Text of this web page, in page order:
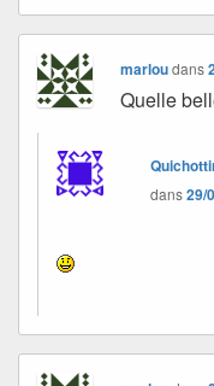
marloudans
Quelle
dans29/